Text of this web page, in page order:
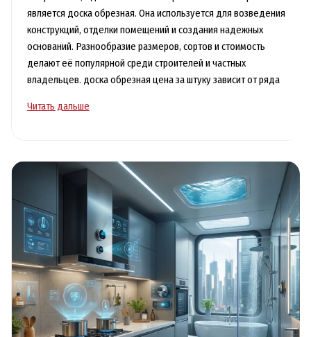
является доска обрезная. Она используется для возведения
конструкций, отделки помещений и создания надежных
оснований. Разнообразие размеров, сортов и стоимость
делают её популярной среди строителей и частных
владельцев. доска обрезная цена за штуку зависит от ряда
Доска
вашего
строительства
доступна
Читать дальше